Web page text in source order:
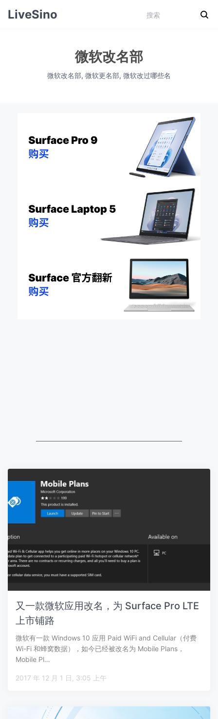
LiveSino
微软改名部
微软改名部, 微软更名部, 微软改过哪些名
又一款微软应用改名，为 Surface Pro LTE
上市铺路
微软有一款 Windows 10 应用 Paid WiFi and Cellular（付费
Wi-Fi 和蜂窝数据），如今已经被改名为 Mobile Plans，
Mobile Pl…
2017 年 12 月 1 日, 3:05 上午